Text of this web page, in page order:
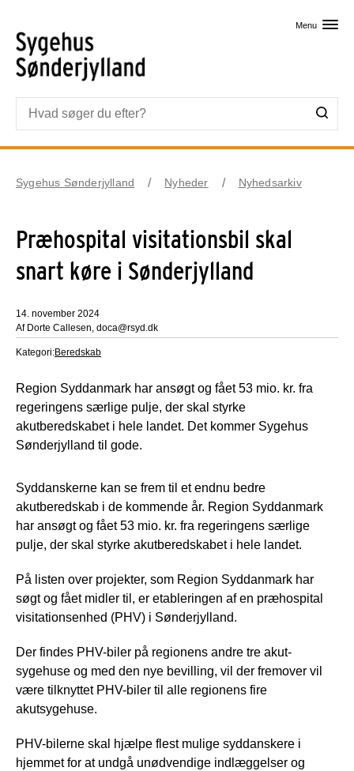
Menu
Sygehus Sønderjylland Nyheder Nyhedsarkiv
Præhospital visitationsbil skal
snart køre i Sønderjylland
14. november 2024
Af Dorte Callesen, doca@rsyd.dk
Kategori:Beredskab
Region Syddanmark har ansøgt og fået 53 mio. kr. fra
regeringens særlige pulje, der skal styrke
akutberedskabet i hele landet. Det kommer Sygehus
Sønderjylland til gode.
Syddanskerne kan se frem til et endnu bedre
akutberedskab i de kommende år. Region Syddanmark
har ansøgt og fået 53 mio. kr. fra regeringens særlige
pulje, der skal styrke akutberedskabet i hele landet.
På listen over projekter, som Region Syddanmark har
søgt og fået midler til, er etableringen af en præhospital
visitationsenhed (PHV) i Sønderjylland.
Der findes PHV-biler på regionens andre tre akut-
sygehuse og med den nye bevilling, vil der fremover vil
være tilknyttet PHV-biler til alle regionens fire
akutsygehuse.
PHV-bilerne skal hjælpe flest mulige syddanskere i
hjemmet for at undgå unødvendige indlæggelser og